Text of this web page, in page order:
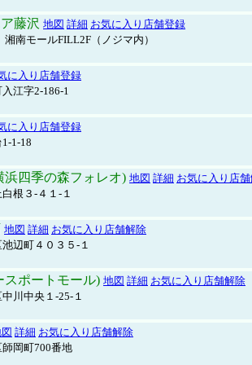
藤沢 地図 詳細 お気に入り店舗登録
南モールFILL2F（ノジマ内）
に入り店舗登録
江字2-186-1
に入り店舗登録
1-18
浜四季の森フォレオ) 地図 詳細 お気に入り店
根３-４１-１
地図 詳細 お気に入り店舗解除
辺町４０３５-１
スポートモール) 地図 詳細 お気に入り店舗解除
川中央１-25-１
詳細 お気に入り店舗解除
岡町700番地